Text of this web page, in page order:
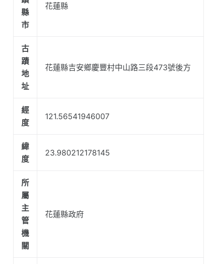
縣
市
花蓮縣
古
蹟
地
址
花蓮縣吉安鄉慶豐村中山路三段473號後方
經
度
121.56541946007
緯
度
23.980212178145
所
屬
主
管
機
關
花蓮縣政府